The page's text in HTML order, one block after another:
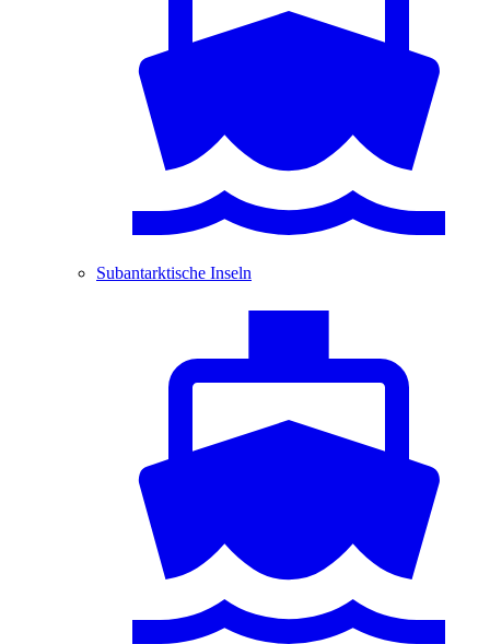
Subantarktische Inseln